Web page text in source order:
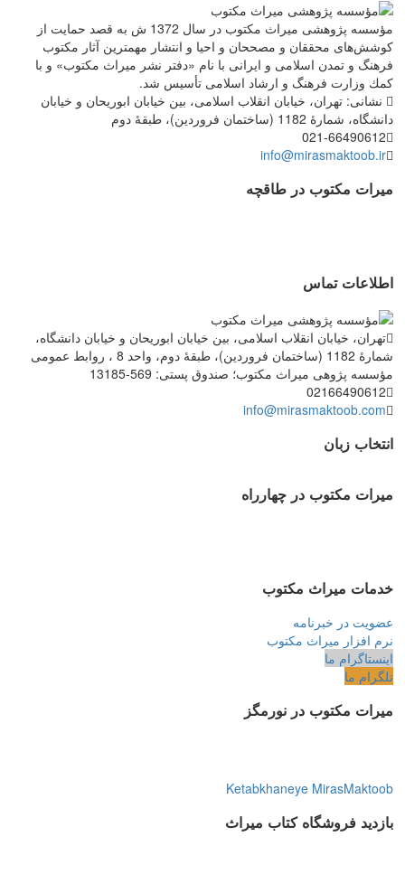
مؤسسه پژوهشی میراث مكتوب در سال 1372 ش به قصد حمایت از
كوشش‌های محققان و مصححان و احیا و انتشار مهمترین آثار مكتوب
فرهنگ و تمدن اسلامی و ایرانی با نام «دفتر نشر میراث مكتوب» و با
كمك وزارت فرهنگ و ارشاد اسلامی تأسیس شد.
نشانی: تهران، خیابان انقلاب اسلامی، بین خیابان ابوریحان و خیابان
دانشگاه، شمارۀ 1182 (ساختمان فروردین)، طبقۀ دوم
021-66490612
info@mirasmaktoob.ir
میرات مکتوب در طاقچه
اطلاعات تماس
تهران، خیابان انقلاب اسلامی، بین خیابان ابوریحان و خیابان دانشگاه،
شمارۀ 1182 (ساختمان فروردین)، طبقۀ دوم، واحد 8 ، روابط عمومی
مؤسسه پژوهی میراث مکتوب؛ صندوق پستی: 569-13185
02166490612
info@mirasmaktoob.com
انتخاب زبان
میرات مکتوب در چهارراه
خدمات میراث مکتوب
عضویت در خبرنامه
نرم افزار میراث مکتوب
اینستاگرام ما
تلگرام ما
میرات مکتوب در نورمگز
Ketabkhaneye MirasMaktoob
بازدید فروشگاه کتاب میراث